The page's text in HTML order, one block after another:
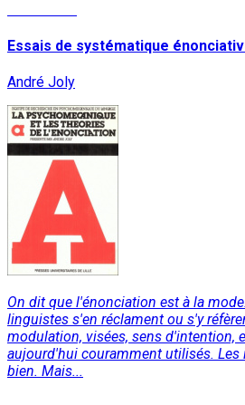
Essais de systématique
André Joly
On dit que l'énonciation est à la
linguistes s'en réclament ou s'y
modulation, visées, sens d'intention,
aujourd'hui couramment utilisés. Les
bien. Mais...